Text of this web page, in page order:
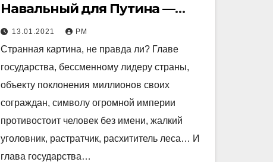
Навальный для Путина —
воплощенный ужас
приближения кары
13.01.2021 РМ
Странная картина, не правда ли? Главе
государства, бессменному лидеру страны,
объекту поклонения миллионов своих
сограждан, символу огромной империи
противостоит человек без имени, жалкий
уголовник, растратчик, расхититель леса… И
глава государства…